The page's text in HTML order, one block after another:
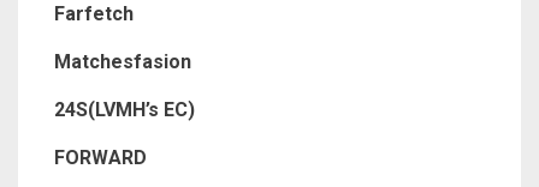
Farfetch
Matchesfasion
24S(LVMH’s EC)
FORWARD